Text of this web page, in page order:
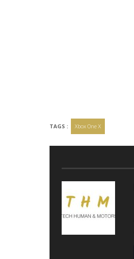
TAGS : Xbox One X